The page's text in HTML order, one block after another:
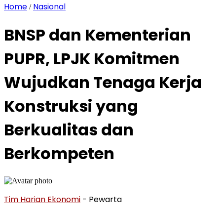
Home / Nasional
BNSP dan Kementerian
PUPR, LPJK Komitmen
Wujudkan Tenaga Kerja
Konstruksi yang
Berkualitas dan
Berkompeten
Tim Harian Ekonomi - Pewarta